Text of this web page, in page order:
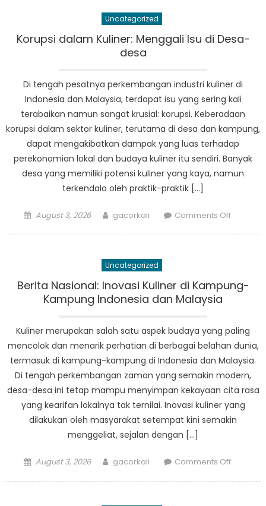
Makanan
Malaysia
Uncategorized
Korupsi dalam Kuliner: Menggali Isu di Desa-
desa
Di tengah pesatnya perkembangan industri kuliner di
Indonesia dan Malaysia, terdapat isu yang sering kali
terabaikan namun sangat krusial: korupsi. Keberadaan
korupsi dalam sektor kuliner, terutama di desa dan kampung,
dapat mengakibatkan dampak yang luas terhadap
perekonomian lokal dan budaya kuliner itu sendiri. Banyak
desa yang memiliki potensi kuliner yang kaya, namun
terkendala oleh praktik-praktik […]
Posted
August 3, 2026 Author
gacorkali Comments Offon
Isu
Uncategorized
Berita Nasional: Inovasi Kuliner di Kampung-
Kampung Indonesia dan Malaysia
Kuliner merupakan salah satu aspek budaya yang paling
mencolok dan menarik perhatian di berbagai belahan dunia,
termasuk di kampung-kampung di Indonesia dan Malaysia.
Di tengah perkembangan zaman yang semakin modern,
desa-desa ini tetap mampu menyimpan kekayaan cita rasa
yang kearifan lokalnya tak ternilai. Inovasi kuliner yang
dilakukan oleh masyarakat setempat kini semakin
menggeliat, sejalan dengan […]
Posted
August 3, 2026 Author
gacorkali Comments Offon